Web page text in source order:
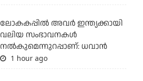
ലോകകപ്പിൽ അവര്‍ ഇന്ത്യക്കായി
വലിയ സംഭാവനകള്‍
നല്‍കുമെന്നുറപ്പാണ്: ധവാന്‍
1 hour ago